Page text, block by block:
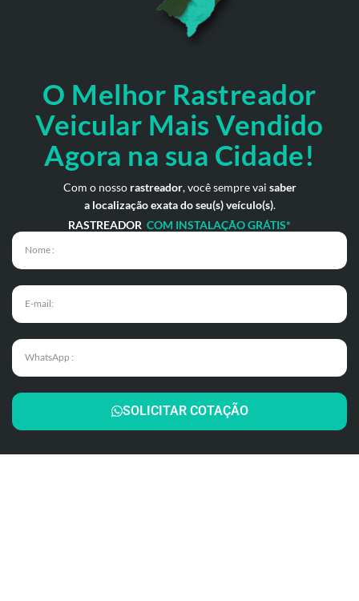
O Melhor Rastreador
Veicular Mais Vendido
Agora na sua Cidade!
Com o nosso rastreador, você sempre vai saber
a localização exata do seu(s) veículo(s).
RASTREADOR COM INSTALAÇÃO GRÁTIS*
SOLICITAR COTAÇÃO